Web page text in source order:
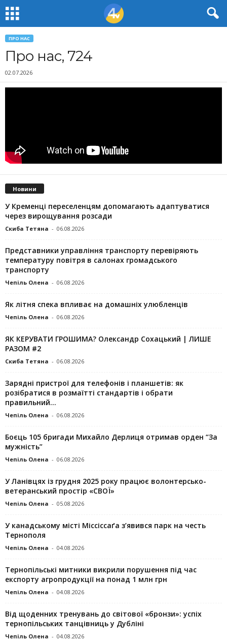
ПРО НАС
Про нас, 724
02.07.2026
Новини
У Кременці переселенцям допомагають адаптуватися
через вирощування розсади
Скиба Тетяна - 06.08.2026
Представники управління транспорту перевіряють
температуру повітря в салонах громадського
транспорту
Чепіль Олена - 06.08.2026
Як літня спека впливає на домашніх улюбленців
Чепіль Олена - 06.08.2026
ЯК КЕРУВАТИ ГРОШИМА? Олександр Сохацький | ЛИШЕ
РАЗОМ #2
Скиба Тетяна - 06.08.2026
Зарядні пристрої для телефонів і планшетів: як
розібратися в розмаїтті стандартів і обрати
правильний...
Чепіль Олена - 06.08.2026
Боєць 105 бригади Михайло Дерлиця отримав орден “За
мужність”
Чепіль Олена - 06.08.2026
У Ланівцях із грудня 2025 року працює волонтерсько-
ветеранський простір «СВОЇ»
Чепіль Олена - 05.08.2026
У канадському місті Міссіссаґа з’явився парк на честь
Тернополя
Чепіль Олена - 04.08.2026
Тернопільські митники викрили порушення під час
експорту агропродукції на понад 1 млн грн
Чепіль Олена - 04.08.2026
Від щоденних тренувань до світової «бронзи»: успіх
тернопільських танцівниць у Дубліні
Чепіль Олена - 04.08.2026